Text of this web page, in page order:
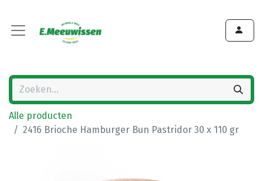
Alle producten
2416 Brioche Hamburger Bun Pastridor 30 x 110 gr